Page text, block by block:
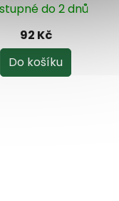
eff.tbl.do 2 dnů
92 Kč
Do košíku